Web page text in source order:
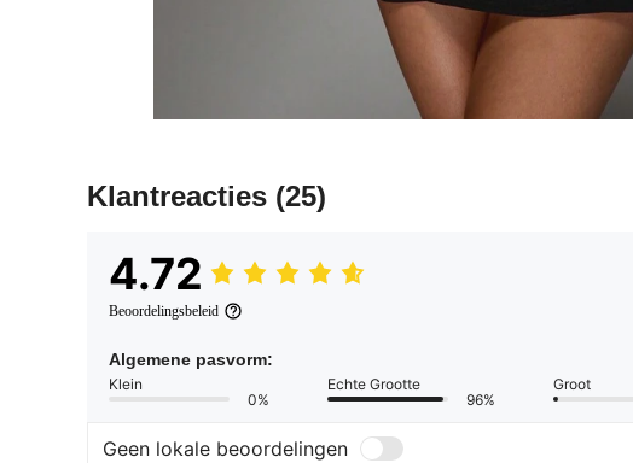
Klantreacties (25)
4.72
Beoordelingsbeleid
Algemene pasvorm:
Klein
0%
Echte Grootte
96%
Groot
Geen lokale beoordelingen